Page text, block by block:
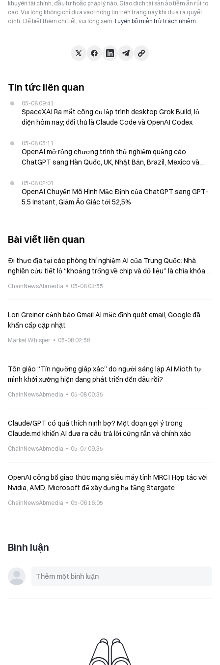
khuyên tài chính, đầu tư hoặc pháp lý nào. Giao dịch tài sản ảo tiềm ẩn rủi ro
cao. Vui lòng không chỉ dựa vào thông tin trên trang này khi đưa ra quyết
định. Để biết thêm chi tiết, vui lòng xem Tuyên bố miễn trừ trách nhiệm.
Tin tức liên quan
05-08 09:41
SpaceXAI Ra mắt công cụ lập trình desktop Grok Build, lộ
diện hôm nay; đối thủ là Claude Code và OpenAI Codex
05-08 05:11
OpenAI mở rộng chương trình thử nghiệm quảng cáo
ChatGPT sang Hàn Quốc, UK, Nhật Bản, Brazil, Mexico vào
05-08 02:01
OpenAI Chuyển Mô Hình Mặc Định của ChatGPT sang GPT-
5.5 Instant, Giảm Ảo Giác tới 52,5%
Bài viết liên quan
Đi thực địa tại các phòng thí nghiệm AI của Trung Quốc: Nhà
nghiên cứu tiết lộ “khoảng trống về chip và dữ liệu” là chìa khóa
ChainNewsAbmedia 05-08 03:55
Lori Greiner cảnh báo Gmail AI mặc định quét email, Google đã
khẩn cấp cập nhật
Market Whisper 05-08 02:58
Tôn giáo “Tín ngưỡng giáp xác” do người sáng lập AI Mioth tự
mình khởi xướng hiện đang phát triển đến đâu rồi?
ChainNewsAbmedia 05-08 00:35
Claude/GPT có quá thích nịnh bợ? Một đoạn gợi ý trong
Claude.md khiến AI đưa ra câu trả lời cứng rắn và chính xác
ChainNewsAbmedia 05-07 09:35
OpenAI công bố giao thức mạng siêu máy tính MRC! Hợp tác với
Nvidia, AMD, Microsoft để xây dựng hạ tầng Stargate
ChainNewsAbmedia 05-06 16:05
Bình luận